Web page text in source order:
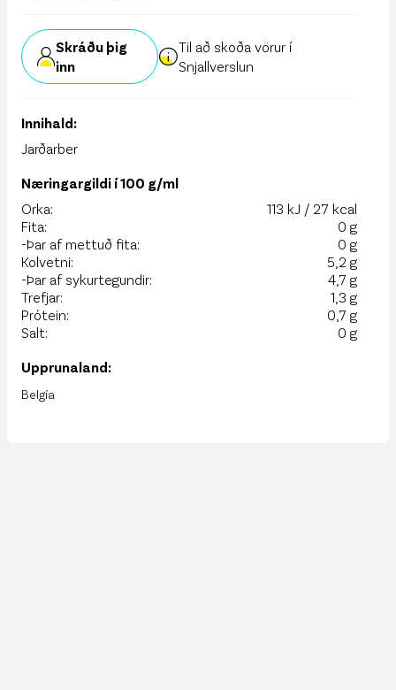
Skráðu þig
inn
Til að skoða vörur í
Snjallverslun
Innihald:
Jarðarber
Næringargildi í 100 g/ml
Orka:
113 kJ / 27 kcal
Fita:
0 g
-Þar af mettuð fita:
0 g
Kolvetni:
5,2 g
-Þar af sykurtegundir:
4,7 g
Trefjar:
1,3 g
Prótein:
0,7 g
Salt:
0 g
Upprunaland:
Belgía